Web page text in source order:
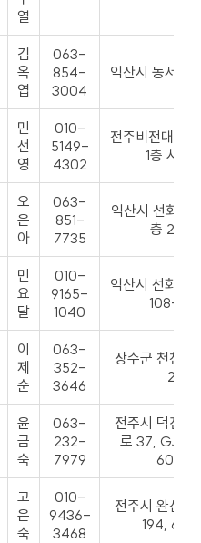
열
김
옥
엽
063-
854-
3004
익산시 동서로
민
선
영
010-
5149-
4302
전주비전대학
1층 시온
오
은
아
063-
851-
7735
익산시 선화로1
층 201호
민
요
달
010-
9165-
1040
익산시 선화로
108-901
이
제
순
063-
352-
3646
장수군 천천면
26
윤
금
숙
063-
232-
7979
전주시 덕진구
로 37, GJ에
603호
고
은
숙
010-
9436-
3468
전주시 완산구
194, 605